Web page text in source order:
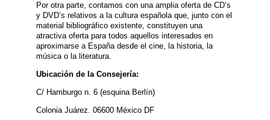
Por otra parte, contamos con una amplia oferta de CD’s
y DVD’s relativos a la cultura española que, junto con el
material bibliográfico existente, constituyen una
atractiva oferta para todos aquellos interesados en
aproximarse a España desde el cine, la historia, la
música o la literatura.
Ubicación de la Consejería:
C/ Hamburgo n. 6 (esquina Berlín)
Colonia Juárez. 06600 México DF